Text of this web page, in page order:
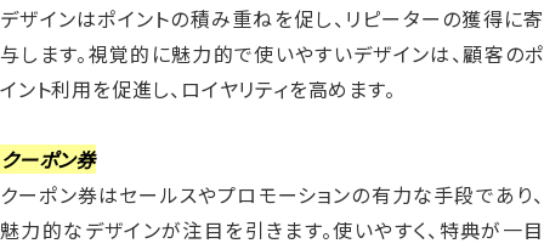
デザインはポイントの積み重ねを促し、リピーターの獲得に寄
与します。視覚的に魅力的で使いやすいデザインは、顧客のポ
イント利用を促進し、ロイヤリティを高めます。
クーポン券
クーポン券はセールスやプロモーションの有力な手段であり、
魅力的なデザインが注目を引きます。使いやすく、特典が一目